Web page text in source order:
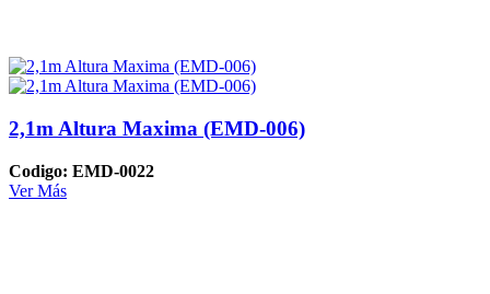
2,1m Altura Maxima (EMD-006)
Codigo: EMD-0022
Ver Más